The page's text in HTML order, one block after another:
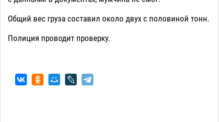
Общий вес груза составил около двух с половиной тонн.
Полиция проводит проверку.